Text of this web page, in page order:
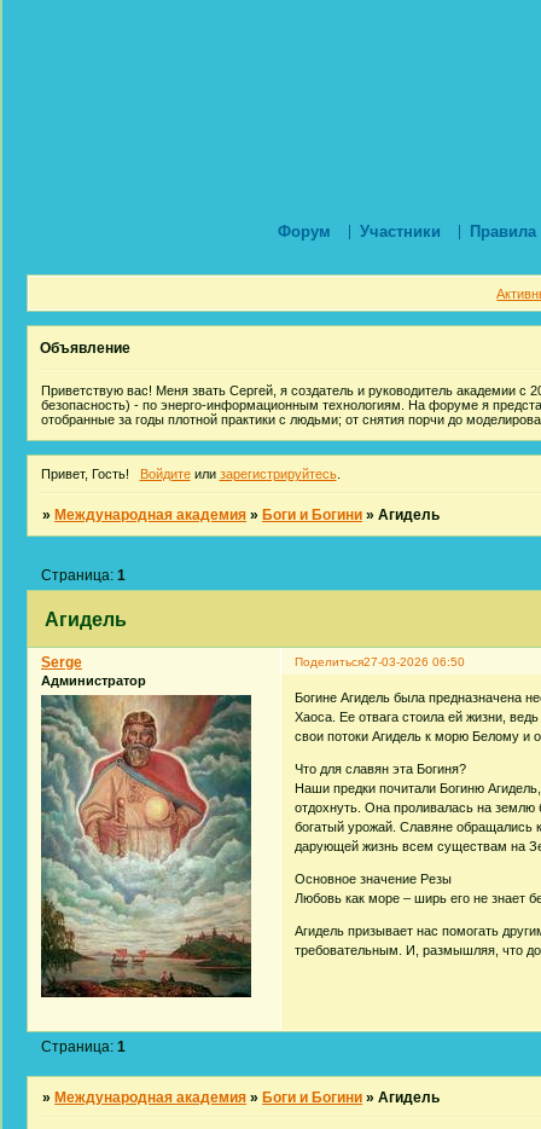
Форум Участники Правила
Объявление
Приветствую вас! Меня звать Сергей, я создатель и руководитель академии с
безопасность) - по энерго-информационным технологиям. На форуме я
отобранные за годы плотной практики с людьми; от снятия порчи до
Привет, Гость! Войдитеили зарегистрируйтесь.
»Международная академия »Боги и Богини »Агидель
Агидель
Страница:1
Поделиться27-03-2026 06:50
Serge
Администратор
Богине Агидель была предназначена
Хаоса. Ее отвага стоила ей жизни,
свои потоки Агидель к морю Белому и
Что для славян эта Богиня?
Наши предки почитали Богиню
отдохнуть. Она проливалась на
богатый урожай. Славяне обращались
дарующей жизнь всем существам на
Основное значение Резы
Любовь как море – ширь его не знает
Агидель призывает нас помогать
требовательным. И, размышляя, что
Страница:1
» Международная академия » Боги и Богини »Агидель